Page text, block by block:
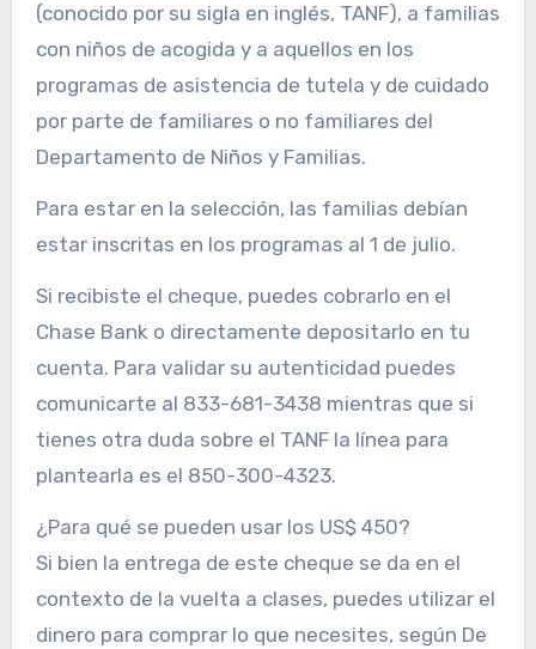
(conocido por su sigla en inglés, TANF), a familias
con niños de acogida y a aquellos en los
programas de asistencia de tutela y de cuidado
por parte de familiares o no familiares del
Departamento de Niños y Familias.
Para estar en la selección, las familias debían
estar inscritas en los programas al 1 de julio.
Si recibiste el cheque, puedes cobrarlo en el
Chase Bank o directamente depositarlo en tu
cuenta. Para validar su autenticidad puedes
comunicarte al 833-681-3438 mientras que si
tienes otra duda sobre el TANF la línea para
plantearla es el 850-300-4323.
¿Para qué se pueden usar los US$ 450?
Si bien la entrega de este cheque se da en el
contexto de la vuelta a clases, puedes utilizar el
dinero para comprar lo que necesites, según De